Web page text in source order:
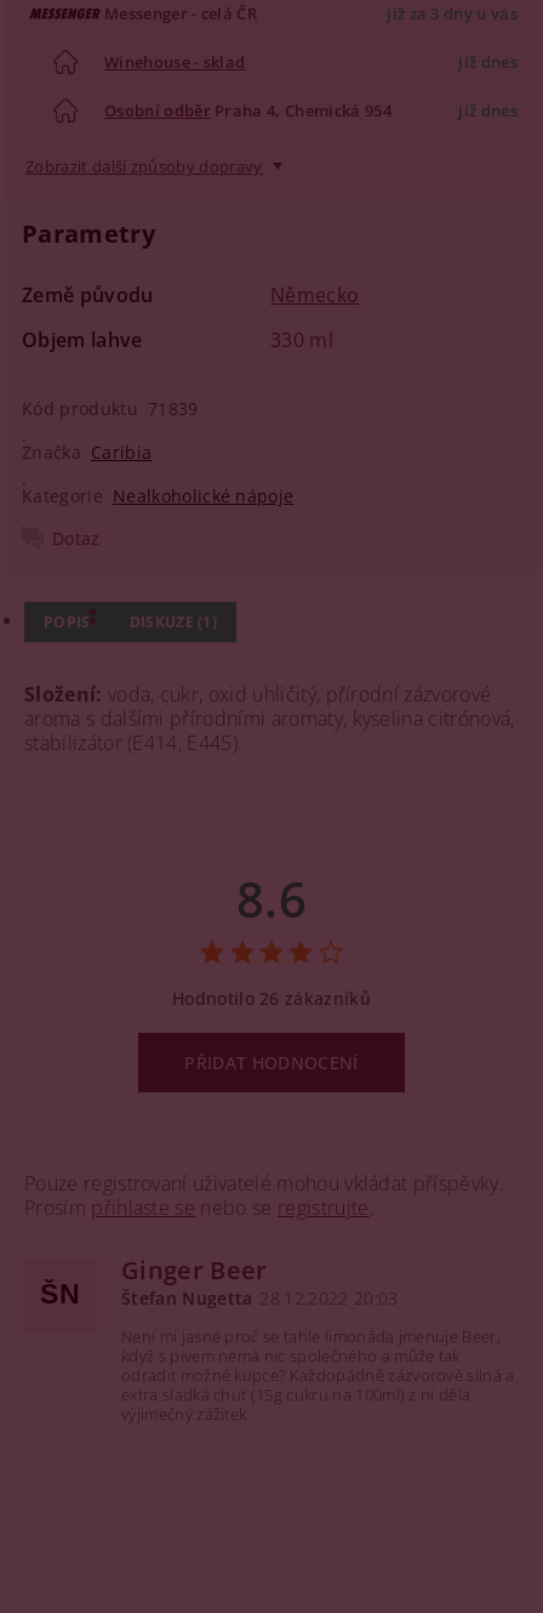
Messenger - celá ČR již za 3 dny u vás
Winehouse - sklad již dnes
Osobní odběr Praha 4, Chemická 954 již dnes
Zobrazit další způsoby dopravy
Parametry
Země původu
Německo
Objem lahve
330 ml
Kód produktu 71839
Značka Caribia
Kategorie Nealkoholické nápoje
Dotaz
POPIS DISKUZE (1)
Složení: voda, cukr, oxid uhličitý, přírodní zázvorové
aroma s dalšími přírodními aromaty, kyselina citrónová,
stabilizátor (E414, E445).
Pouze registrovaní uživatelé mohou vkládat příspěvky.
Prosím přihlaste se nebo se registrujte
ŠN
Ginger Beer
Štefan Nugetta 28.12.2022 20:03
Není mi jasné proč se tahle limonáda jmenuje Beer,
když s pivem nemá nic společného a může tak
odradit možné kupce? Každopádně zázvorově silná a
extra sladká chuť (15g cukru na 100ml) z ní dělá
výjimečný zážitek.
8.6
Hodnotilo 26 zákazníků
PŘIDAT HODNOCENÍ